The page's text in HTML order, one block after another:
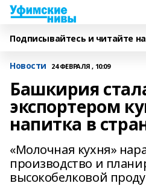
Подписывайтесь и читайте
Новости 24 ФЕВРАЛЯ , 10:09
Башкирия
экспортером
напитка в
«Молочная кухня»
производство и
высокобелковой